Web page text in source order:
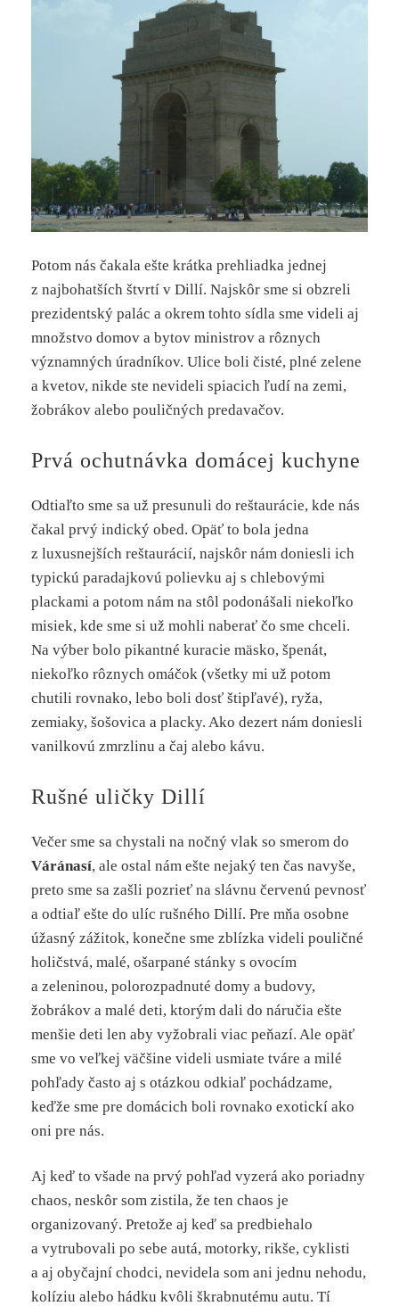
Potom nás čakala ešte krátka prehliadka jednej
z najbohatších štvrtí v Dillí. Najskôr sme si obzreli
prezidentský palác a okrem tohto sídla sme videli aj
množstvo domov a bytov ministrov a rôznych
významných úradníkov. Ulice boli čisté, plné zelene
a kvetov, nikde ste nevideli spiacich ľudí na zemi,
žobrákov alebo pouličných predavačov.
Prvá ochutnávka domácej kuchyne
Odtiaľto sme sa už presunuli do reštaurácie, kde nás
čakal prvý indický obed. Opäť to bola jedna
z luxusnejších reštaurácií, najskôr nám doniesli ich
typickú paradajkovú polievku aj s chlebovými
plackami a potom nám na stôl podonášali niekoľko
misiek, kde sme si už mohli naberať čo sme chceli.
Na výber bolo pikantné kuracie mäsko, špenát,
niekoľko rôznych omáčok (všetky mi už potom
chutili rovnako, lebo boli dosť štipľavé), ryža,
zemiaky, šošovica a placky. Ako dezert nám doniesli
vanilkovú zmrzlinu a čaj alebo kávu.
Rušné uličky Dillí
Večer sme sa chystali na nočný vlak so smerom do
Váránasí, ale ostal nám ešte nejaký ten čas navyše,
preto sme sa zašli pozrieť na slávnu červenú pevnosť
a odtiaľ ešte do ulíc rušného Dillí. Pre mňa osobne
úžasný zážitok, konečne sme zblízka videli pouličné
holičstvá, malé, ošarpané stánky s ovocím
a zeleninou, polorozpadnuté domy a budovy,
žobrákov a malé deti, ktorým dali do náručia ešte
menšie deti len aby vyžobrali viac peňazí. Ale opäť
sme vo veľkej väčšine videli usmiate tváre a milé
pohľady často aj s otázkou odkiaľ pochádzame,
keďže sme pre domácich boli rovnako exotickí ako
oni pre nás.
Aj keď to všade na prvý pohľad vyzerá ako poriadny
chaos, neskôr som zistila, že ten chaos je
organizovaný. Pretože aj keď sa predbiehalo
a vytrubovali po sebe autá, motorky, rikše, cyklisti
a aj obyčajní chodci, nevidela som ani jednu nehodu,
kolíziu alebo hádku kvôli škrabnutému autu. Tí